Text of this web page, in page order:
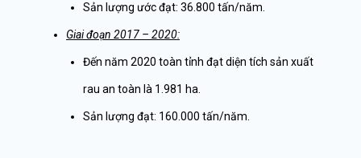
Sản lượng ước đạt: 36.800 tấn/năm.
Giai đoạn 2017 – 2020:
Đến năm 2020 toàn tỉnh đạt diện tích sản xuất
rau an toàn là 1.981 ha.
Sản lượng đạt: 160.000 tấn/năm.